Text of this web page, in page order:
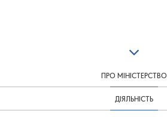
ПРО МІНІСТЕРСТВО
ДІЯЛЬНІСТЬ